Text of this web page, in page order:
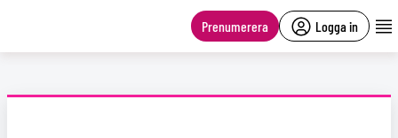
Prenumerera Logga in